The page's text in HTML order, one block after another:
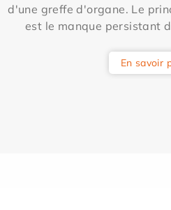
d'une greffe d'organe. Le
est le manque persistant
En savoir